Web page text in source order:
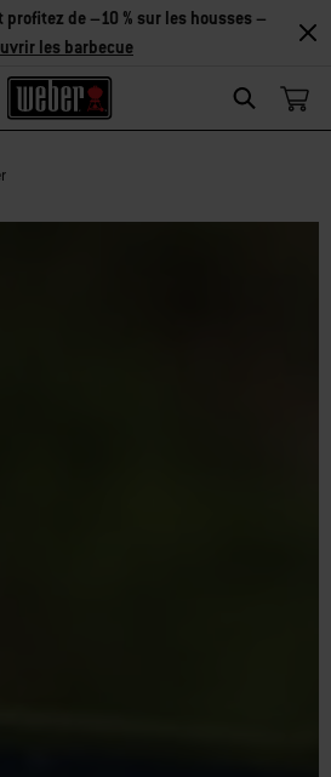
Search
profitez de –10 % sur les housses –
les barbecue